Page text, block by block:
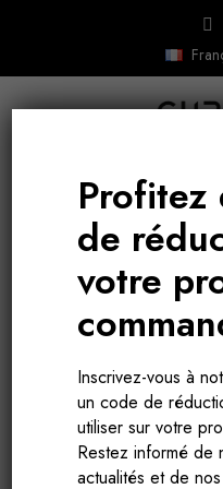
Profitez
de
votre
Inscrivez-vous à
un code de
utiliser sur votre
Restez informé de
actualités et de